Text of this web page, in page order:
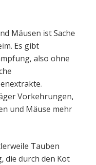
Mäusen ist Sache
Es gibt
also ohne
Vorkehrungen,
und Mäuse mehr
Tauben
die durch den Kot